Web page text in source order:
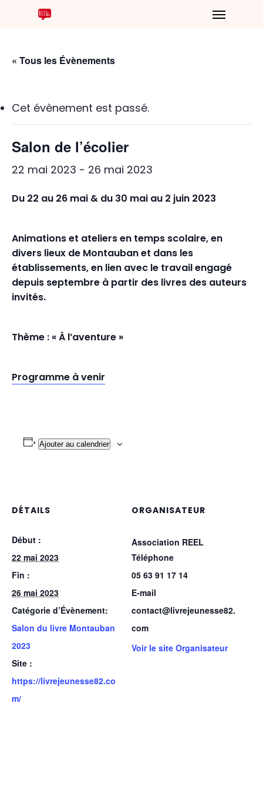
« Tous les Évènements
Cet évènement est passé.
Salon de l’écolier
22 mai 2023 - 26 mai 2023
Du 22 au 26 mai & du 30 mai au 2 juin 2023
Animations et ateliers en temps scolaire, en
divers lieux de Montauban et dans les
établissements, en lien avec le travail engagé
depuis septembre à partir des livres des auteurs
invités.
Thème : « À l’aventure »
Programme à venir
Ajouter au calendrier
DÉTAILS
Début :
22 mai 2023
Fin :
26 mai 2023
Catégorie d’Évènement:
Salon du livre Montauban
2023
Site :
https://livrejeunesse82.co
m/
ORGANISATEUR
Association REEL
Téléphone
05 63 91 17 14
E-mail
contact@livrejeunesse82.
com
Voir le site Organisateur